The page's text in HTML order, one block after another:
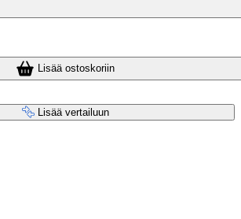
Lisää ostoskoriin
Lisää vertailuun